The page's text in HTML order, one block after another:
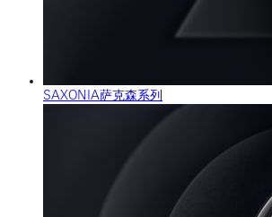
SAXONIA萨克森系列